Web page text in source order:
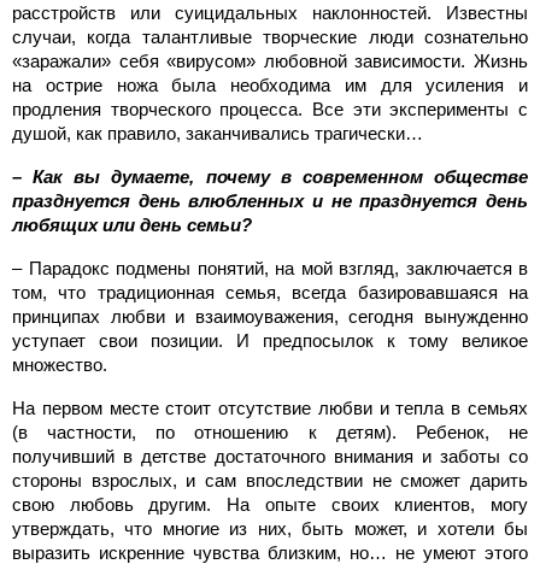
расстройств или суицидальных наклонностей. Известны
случаи, когда талантливые творческие люди сознательно
«заражали» себя «вирусом» любовной зависимости. Жизнь
на острие ножа была необходима им для усиления и
продления творческого процесса. Все эти эксперименты с
душой, как правило, заканчивались трагически…
– Как вы думаете, почему в современном обществе
празднуется день влюбленных и не празднуется день
любящих или день семьи?
– Парадокс подмены понятий, на мой взгляд, заключается в
том, что традиционная семья, всегда базировавшаяся на
принципах любви и взаимоуважения, сегодня вынужденно
уступает свои позиции. И предпосылок к тому великое
множество.
На первом месте стоит отсутствие любви и тепла в семьях
(в частности, по отношению к детям). Ребенок, не
получивший в детстве достаточного внимания и заботы со
стороны взрослых, и сам впоследствии не сможет дарить
свою любовь другим. На опыте своих клиентов, могу
утверждать, что многие из них, быть может, и хотели бы
выразить искренние чувства близким, но… не умеют этого